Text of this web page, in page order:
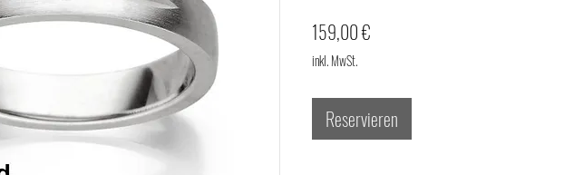
159,00 €
inkl. MwSt.
Reservieren